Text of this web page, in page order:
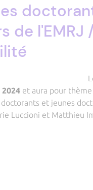
de
et aura pour thème
et jeunes
Luccioni et Matthieu